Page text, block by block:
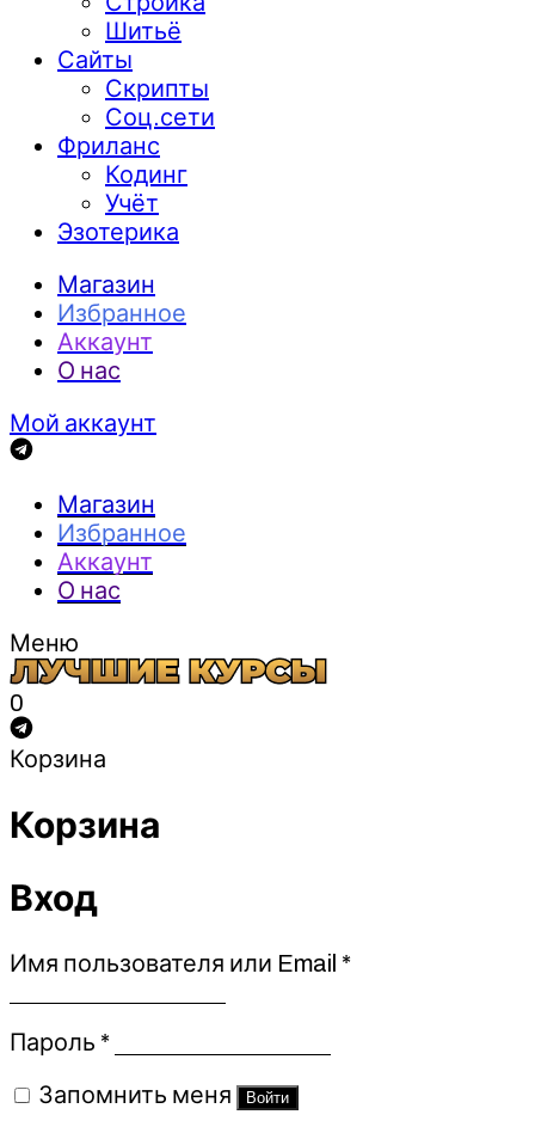
Шитьё
Сайты
Скрипты
Соц.сети
Фриланс
Кодинг
Учёт
Эзотерика
Магазин
Избранное
Аккаунт
О нас
Мой аккаунт
Магазин
Избранное
Аккаунт
О нас
Меню
0
Корзина
Корзина
Вход
Имя пользователя или Email *Обязательно
Пароль *Обязательно
Запомнить меня Войти